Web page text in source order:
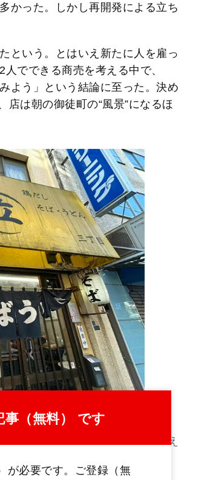
かった。しかし再開発による立ち
という。とはいえ新たに人を雇っ
でできる商売を考える中で、
よう」という結論に至った。決め
は朝の御徒町の“風景”になるほ
や昆布だ。だが店主はそこにあえ
事（無料） です
が必要です。ご登録（無